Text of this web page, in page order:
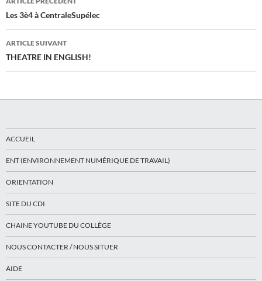
des
articles
Les 3è4 à CentraleSupélec
ARTICLE SUIVANT
THEATRE IN ENGLISH!
ACCUEIL
ENT (ENVIRONNEMENT NUMÉRIQUE DE TRAVAIL)
ORIENTATION
SITE DU CDI
CHAINE YOUTUBE DU COLLÈGE
NOUS CONTACTER / NOUS SITUER
AIDE